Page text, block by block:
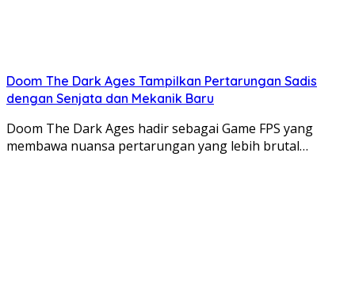
Doom The Dark Ages Tampilkan Pertarungan Sadis
dengan Senjata dan Mekanik Baru
Doom The Dark Ages hadir sebagai Game FPS yang
membawa nuansa pertarungan yang lebih brutal…